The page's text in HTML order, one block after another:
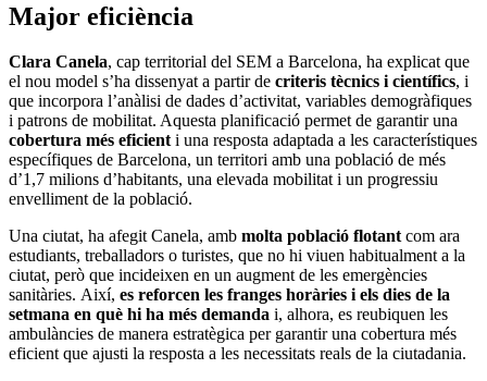
Major eficiència
Clara Canela, cap territorial del SEM a Barcelona, ha explicat que
el nou model s’ha dissenyat a partir de criteris tècnics i científics, i
que incorpora l’anàlisi de dades d’activitat, variables demogràfiques
i patrons de mobilitat. Aquesta planificació permet de garantir una
cobertura més eficienti una resposta adaptada a les característiques
específiques de Barcelona, un territori amb una població de més
d’1,7 milions d’habitants, una elevada mobilitat i un progressiu
envelliment de la població.
Una ciutat, ha afegit Canela, amb molta població flotantcom ara
estudiants, treballadors o turistes, que no hi viuen habitualment a la
ciutat, però que incideixen en un augment de les emergències
sanitàries. Així, es reforcen les franges horàries i els dies de la
setmana en què hi ha més demanda i, alhora, es reubiquen les
ambulàncies de manera estratègica per garantir una cobertura més
eficient que ajusti la resposta a les necessitats reals de la ciutadania.